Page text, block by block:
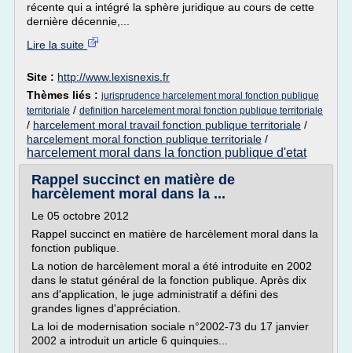
récente qui a intégré la sphère juridique au cours de cette
dernière décennie,...
Lire la suite
Site : http://www.lexisnexis.fr
Thèmes liés : jurisprudence harcelement moral fonction publique
territoriale / definition harcelement moral fonction publique territoriale
/ harcelement moral travail fonction publique territoriale /
harcelement moral fonction publique territoriale /
harcelement moral dans la fonction publique d'etat
Rappel succinct en matière de
harcèlement moral dans la ...
Le 05 octobre 2012
Rappel succinct en matière de harcèlement moral dans la
fonction publique.
La notion de harcèlement moral a été introduite en 2002
dans le statut général de la fonction publique. Après dix
ans d'application, le juge administratif a défini des
grandes lignes d'appréciation.
La loi de modernisation sociale n°2002-73 du 17 janvier
2002 a introduit un article 6 quinquies...